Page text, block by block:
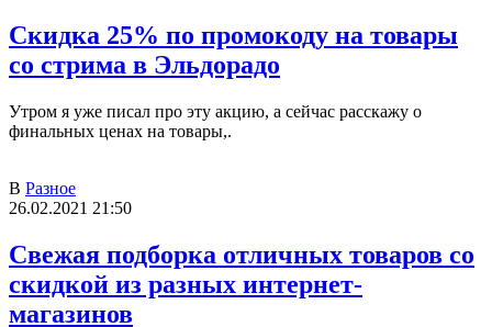
Скидка 25% по промокоду на товары
со стрима в Эльдорадо
Утром я уже писал про эту акцию, а сейчас расскажу о
финальных ценах на товары,.
В Разное
26.02.2021 21:50
Свежая подборка отличных товаров со
скидкой из разных интернет-
магазинов